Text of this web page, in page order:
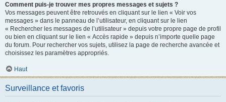
Comment puis-je trouver mes propres messages et sujets ?
Vos messages peuvent être retrouvés en cliquant sur le lien « Voir vos
messages » dans le panneau de l’utilisateur, en cliquant sur le lien
« Rechercher les messages de l’utilisateur » depuis votre propre page de profil
ou bien en cliquant sur le lien « Accès rapide » depuis n’importe quelle page
du forum. Pour rechercher vos sujets, utilisez la page de recherche avancée et
choisissez les paramètres appropriés.
Haut
Surveillance et favoris